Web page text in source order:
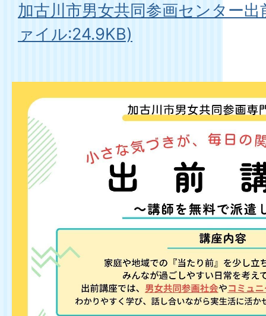
加古川市男女共同参画センター
ァイル:24.9KB)